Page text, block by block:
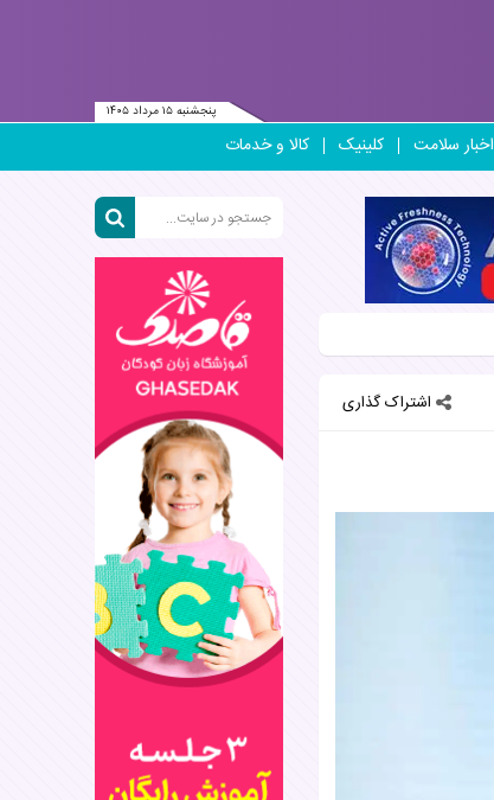
پنجشنبه ۱۵ مرداد ۱۴۰۵
اخبار سلامت کلینیک کالا و خدمات
اشتراک گذاری